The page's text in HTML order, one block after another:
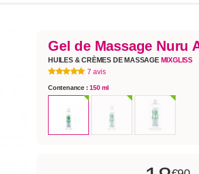
Gel de Massage Nuru
HUILES & CRÈMES DE MASSAGE MIXGLISS
7 avis
Contenance :150 ml